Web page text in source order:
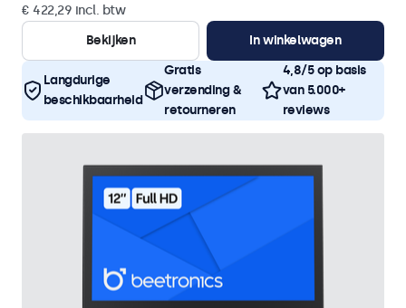
€ 422,29 incl. btw
Bekijken
In winkelwagen
Langdurige
beschikbaarheid
Gratis
verzending &
retourneren
4,8/5 op basis
van 5.000+
reviews